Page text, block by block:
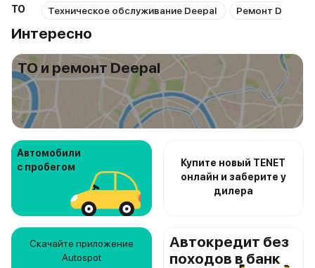
ТО Техническое обслуживание Deepal Ремонт Deepal
Интересно
ТО и ремонт Deepal
Автомобили
с пробегом
Купите новый TENET
онлайн и заберите у
дилера
Скачайте приложение
Autospot
Автокредит без
походов в банк